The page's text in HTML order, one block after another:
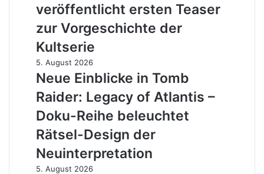
sind
am
Stand
spielbar
–
HBO
Max
veröffentlicht
ersten
Teaser
zur
Vorgeschichte
der
Kultserie
veröffentlicht ersten Teaser
zur Vorgeschichte der
Kultserie
Neue
Einblicke
Tomb
Raider:
Legacy
of
Atlantis
–
5. August 2026
Neue Einblicke in Tomb
Raider: Legacy of Atlantis –
Doku-Reihe beleuchtet
Rätsel-Design der
Neuinterpretation
Xbox
5. August 2026